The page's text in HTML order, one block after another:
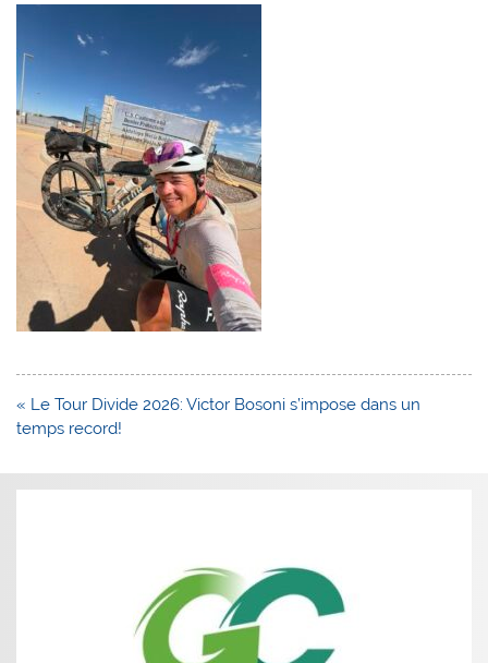
Navigation
de
« Le Tour Divide 2026: Victor Bosoni s’impose dans un
temps record!